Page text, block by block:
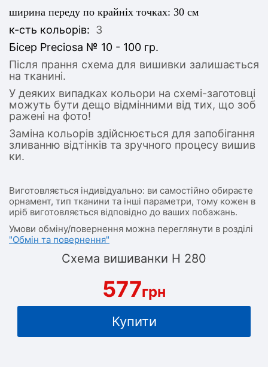
ширина переду по крайніх точках: 30 см
к-сть кольорів: 3
Бісер Preciosa № 10 - 100 гр.
Після прання схема для вишивки залишається
на тканині.
У деяких випадках кольори на схемі-заготовці
можуть бути дещо відмінними від тих, що зоб
ражені на фото!
Заміна кольорів здійснюється для запобігання
зливанню відтінків та зручного процесу вишив
ки.
Виготовляється індивідуально: ви самостійно обираєте
орнамент, тип тканини та інші параметри, тому кожен в
иріб виготовляється відповідно до ваших побажань.
Умови обміну/повернення можна переглянути в розділі
"Обмін та повернення"
Схема вишиванки Н 280
577грн
Купити